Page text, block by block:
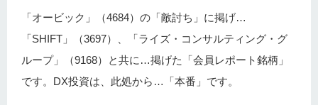
「オービック」（4684）の「敵討ち」に掲げ…
「SHIFT」（3697）、「ライズ・コンサルティング・グ
ループ」（9168）と共に…掲げた「会員レポート銘柄」
です。DX投資は、此処から…「本番」です。